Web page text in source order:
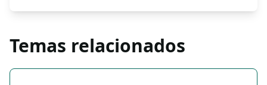
Temas relacionados